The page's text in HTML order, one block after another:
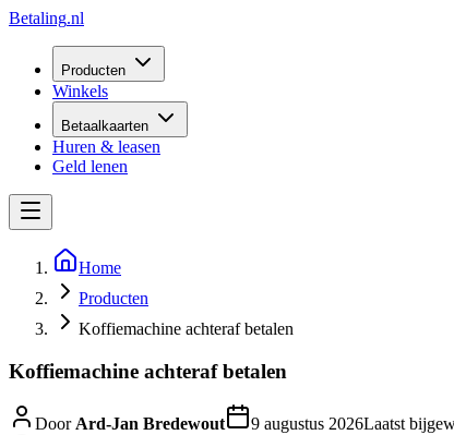
Betaling.nl
Producten
Winkels
Betaalkaarten
Huren & leasen
Geld lenen
Home
Producten
Koffiemachine achteraf betalen
Koffiemachine achteraf betalen
DoorArd-Jan Bredewout 9 augustus 2026Laatst